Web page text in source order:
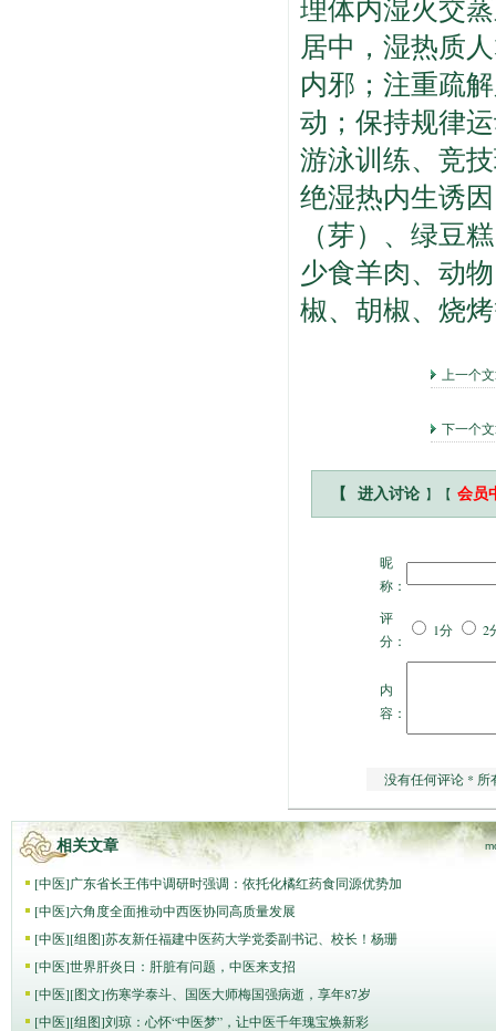
理体内湿火交
居中，湿热质
内邪；注重疏
动；保持规律
游泳训练、竞
绝湿热内生诱
（芽）、绿豆
少食羊肉、动
椒、胡椒、烧
上一个
下一个
【 进入讨论 】【 会员
昵
称：
评
分：
1分 2
内
容：
没有任何评论 * 所
相关文章
[中医]广东省长王伟中调研时强调：依托化橘红药食同源优势加
[中医]六角度全面推动中西医协同高质量发展
[中医][组图]苏友新任福建中医药大学党委副书记、校长！杨珊
[中医]世界肝炎日：肝脏有问题，中医来支招
[中医][图文]伤寒学泰斗、国医大师梅国强病逝，享年87岁
[中医][组图]刘琼：心怀“中医梦”，让中医千年瑰宝焕新彩